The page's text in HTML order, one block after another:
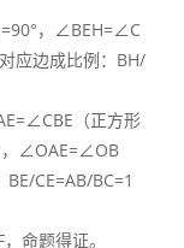
，∠BEH=∠C
应边成比例：BH/
（正方形
，∠OAE=∠OB
CE=AB/BC=1
命题得证。